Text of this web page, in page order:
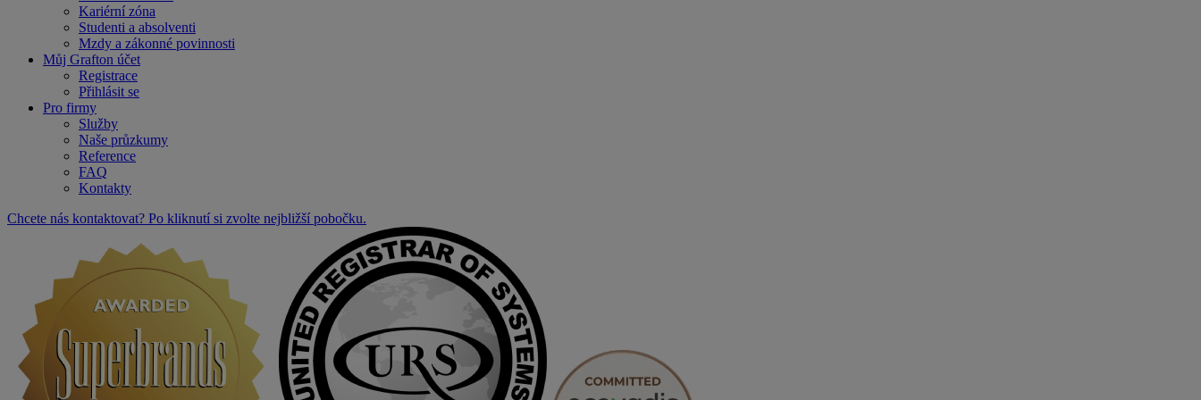
Kariérní zóna
Studenti a absolventi
Mzdy a zákonné povinnosti
Můj Grafton účet
Registrace
Přihlásit se
Pro firmy
Služby
Naše průzkumy
Reference
FAQ
Kontakty
Chcete nás kontaktovat? Po kliknutí si zvolte nejbližší pobočku.